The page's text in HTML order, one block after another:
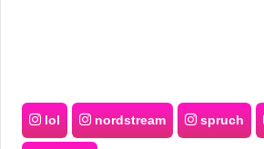
lol nordstream spruch